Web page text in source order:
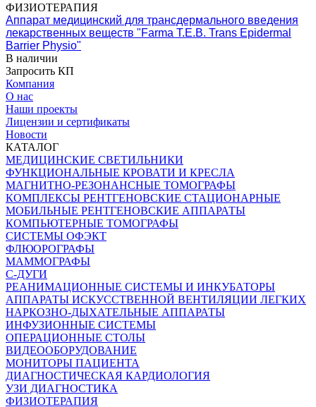
ФИЗИОТЕРАПИЯ
Аппарат медицинский для трансдермального введения
лекарственных веществ "Farma Т.Е.В. Trans Epidermal
Barrier Physio"
В наличии
Запросить КП
Компания
О нас
Наши проекты
Лицензии и сертификаты
Новости
КАТАЛОГ
МЕДИЦИНСКИЕ СВЕТИЛЬНИКИ
ФУНКЦИОНАЛЬНЫЕ КРОВАТИ И КРЕСЛА
МАГНИТНО-РЕЗОНАНСНЫЕ ТОМОГРАФЫ
КОМПЛЕКСЫ РЕНТГЕНОВСКИЕ СТАЦИОНАРНЫЕ
МОБИЛЬНЫЕ РЕНТГЕНОВСКИЕ АППАРАТЫ
КОМПЬЮТЕРНЫЕ ТОМОГРАФЫ
СИСТЕМЫ ОФЭКТ
ФЛЮОРОГРАФЫ
МАММОГРАФЫ
С-ДУГИ
РЕАНИМАЦИОННЫЕ СИСТЕМЫ И ИНКУБАТОРЫ
АППАРАТЫ ИСКУССТВЕННОЙ ВЕНТИЛЯЦИИ ЛЕГКИХ
НАРКОЗНО-ДЫХАТЕЛЬНЫЕ АППАРАТЫ
ИНФУЗИОННЫЕ СИСТЕМЫ
ОПЕРАЦИОННЫЕ СТОЛЫ
ВИДЕООБОРУДОВАНИЕ
МОНИТОРЫ ПАЦИЕНТА
ДИАГНОСТИЧЕСКАЯ КАРДИОЛОГИЯ
УЗИ ДИАГНОСТИКА
ФИЗИОТЕРАПИЯ